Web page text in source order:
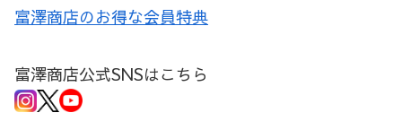
富澤商店のお得な会員特典
富澤商店公式SNSはこちら